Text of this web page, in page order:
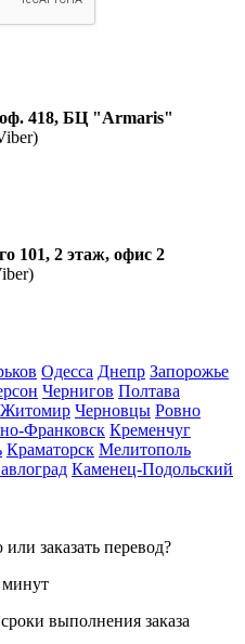
418, БЦ "Armaris"
101, 2 этаж, офис 2
Одесса Днепр Запорожье
Чернигов Полтава
Житомир Черновцы Ровно
Франковск Кременчуг
Краматорск Мелитополь
Каменец-Подольский
заказать перевод?
минут
выполнения заказа